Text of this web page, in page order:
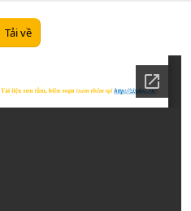
Tải về